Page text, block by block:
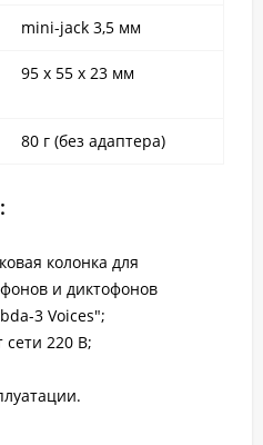
mini-jack 3,5 мм
95 х 55 х 23 мм
80 г (без адаптера)
колонка для
и диктофонов
3 Voices";
сети 220 В;